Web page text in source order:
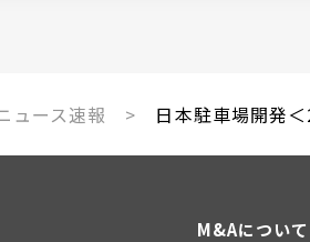
ュース速報 日本駐車場開発
M&Aについて